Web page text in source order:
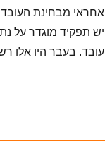
אחראי מבחינת
יש תפקיד מוגדר על
עובד. בעבר היו אלו